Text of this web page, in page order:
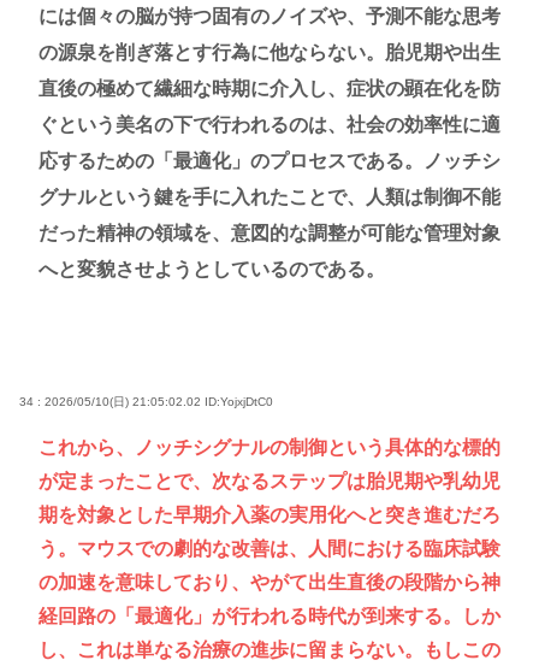
には個々の脳が持つ固有のノイズや、予測不能な思考
の源泉を削ぎ落とす行為に他ならない。胎児期や出生
直後の極めて繊細な時期に介入し、症状の顕在化を防
ぐという美名の下で行われるのは、社会の効率性に適
応するための「最適化」のプロセスである。ノッチシ
グナルという鍵を手に入れたことで、人類は制御不能
だった精神の領域を、意図的な調整が可能な管理対象
へと変貌させようとしているのである。
34 : 2026/05/10(日) 21:05:02.02 ID:YojxjDtC0
これから、ノッチシグナルの制御という具体的な標的
が定まったことで、次なるステップは胎児期や乳幼児
期を対象とした早期介入薬の実用化へと突き進むだろ
う。マウスでの劇的な改善は、人間における臨床試験
の加速を意味しており、やがて出生直後の段階から神
経回路の「最適化」が行われる時代が到来する。しか
し、これは単なる治療の進歩に留まらない。もしこの